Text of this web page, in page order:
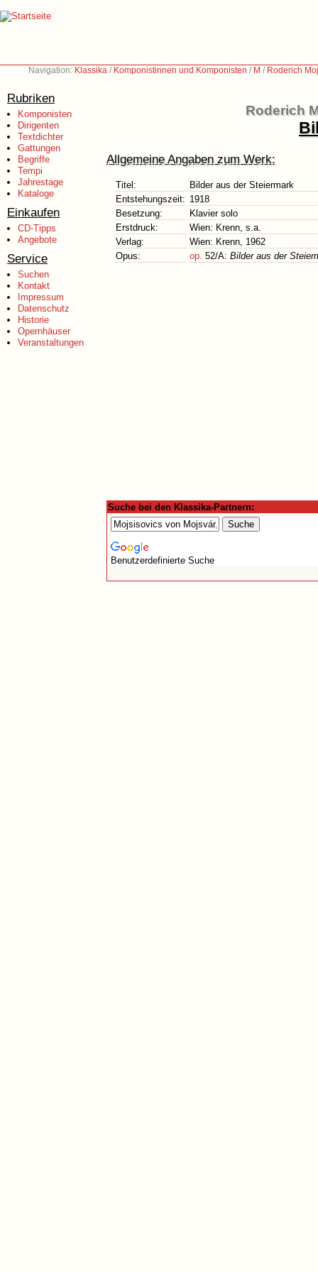
Navigation: Klassika / Komponistinnen und Komponisten / M / Roderich
Rubriken
Komponisten
Dirigenten
Textdichter
Gattungen
Begriffe
Tempi
Jahrestage
Kataloge
Einkaufen
CD-Tipps
Angebote
Service
Suchen
Kontakt
Impressum
Datenschutz
Historie
Opernhäuser
Veranstaltungen
Roderich
Allgemeine Angaben zum Werk:
Titel:
Bilder aus der Steiermark
Entstehungszeit: 1918
Besetzung:
Klavier solo
Erstdruck:
Wien: Krenn, s.a.
Verlag:
Wien: Krenn, 1962
Opus:
op. 52/A: Bilder aus der
Suche bei den Klassika-Partnern:
Benutzerdefinierte Suche